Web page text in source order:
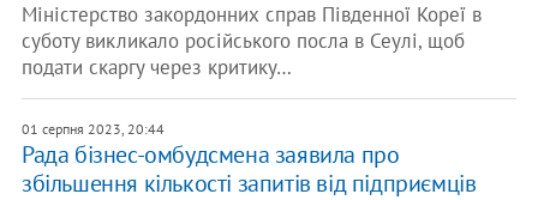
Міністерство закордонних справ Південної Кореї в
суботу викликало російського посла в Сеулі, щоб
подати скаргу через критику…
01 серпня 2023, 20:44
Рада бізнес-омбудсмена заявила про
збільшення кількості запитів від підприємців